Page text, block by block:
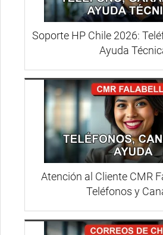
Soporte HP Chile 2026:
Ayuda
Atención al Cliente CMR
Teléfonos y